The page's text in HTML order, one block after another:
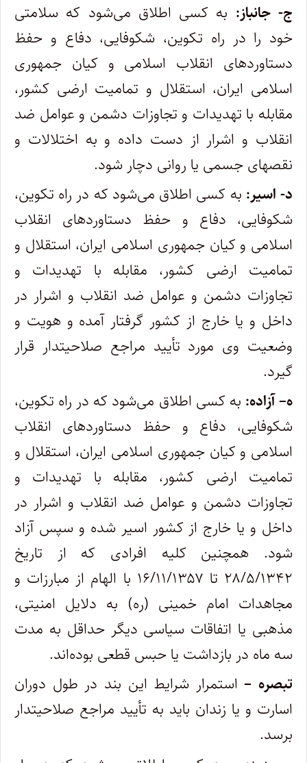
ج- جانباز: به کسی اطلاق می‌شود که سلامتی
خود را در راه تکوین، شکوفایی، دفاع و حفظ
دستاوردهای انقلاب اسلامی و کیان جمهوری
اسلامی ایران، استقلال و تمامیت ارضی کشور،
مقابله با تهدیدات و تجاوزات دشمن و عوامل ضد
انقلاب و اشرار از دست داده و به اختلالات و
نقصهای جسمی یا روانی دچار شود.
د- اسیر: به کسی اطلاق می‌شود که در راه تکوین،
شکوفایی، دفاع و حفظ دستاوردهای انقلاب
اسلامی و کیان جمهوری اسلامی ایران، استقلال و
تمامیت ارضی کشور، مقابله با تهدیدات و
تجاوزات دشمن و عوامل ضد انقلاب و اشرار در
داخل و یا خارج از کشور گرفتار آمده و هویت و
وضعیت وی مورد تأیید مراجع صلاحیتدار قرار
گیرد.
ه– آزاده: به کسی اطلاق می‌شود که در راه تکوین،
شکوفایی، دفاع و حفظ دستاوردهای انقلاب
اسلامی و کیان جمهوری اسلامی ایران، استقلال و
تمامیت ارضی کشور، مقابله با تهدیدات و
تجاوزات دشمن و عوامل ضد انقلاب و اشرار در
داخل و یا خارج از کشور اسیر شده و سپس آزاد
شود. همچنین کلیه افرادی که از تاریخ
۲۸/۵/۱۳۴۲ تا ۱۶/۱۱/۱۳۵۷ با الهام از مبارزات و
مجاهدات امام خمینی (ره) به دلایل امنیتی،
مذهبی یا اتفاقات سیاسی دیگر حداقل به مدت
سه ماه در بازداشت یا حبس قطعی بوده‌اند.
تبصره –استمرار شرایط این بند در طول دوران
اسارت و یا زندان باید به تأیید مراجع صلاحیتدار
برسد.